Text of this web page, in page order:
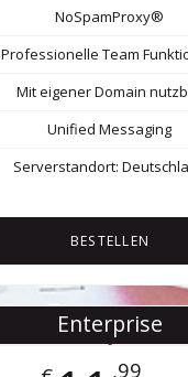
NoSpamProxy®
Professionelle Team
Mit eigener Domain
Unified Messaging
Serverstandort:
BESTELLEN
Enterprise
,99